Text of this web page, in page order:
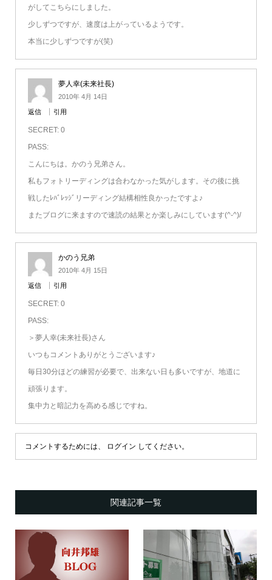
がしてこちらにしました。
少しずつですが、速度は上がっているようです。
本当に少しずつですが(笑)
夢人幸(未来社長)
2010年 4月 14日
返信 引用
SECRET: 0
PASS:
こんにちは。かのう兄弟さん。
私もフォトリーディングは合わなかった気がします。その後に挑
戦したﾚﾊﾞﾚｯｼﾞリーディング結構相性良かったですよ♪
またブログに来ますので速読の結果とか楽しみにしています(^-^)/
かのう兄弟
2010年 4月 15日
返信 引用
SECRET: 0
PASS:
＞夢人幸(未来社長)さん
いつもコメントありがとうございます♪
毎日30分ほどの練習が必要で、出来ない日も多いですが、地道に
頑張ります。
集中力と暗記力を高める感じですね。
コメントするためには、 ログイン してください。
関連記事一覧